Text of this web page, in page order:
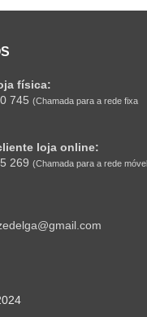
física:
745 (Chamada para a rede fixa
loja online:
269 (Chamada para a rede móvel